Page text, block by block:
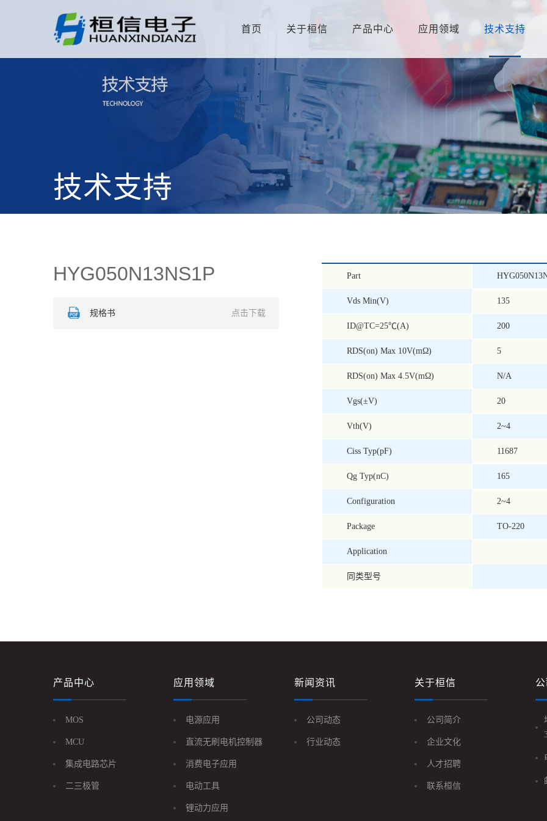
首页 关于桓信 产品中心 应用领域 技术支持
技术支持
HYG050N13NS1P
规格书 点击下载
Part
Vds Min(V) 135
ID@TC=25℃(A) 200
RDS(on) Max 10V(mΩ) 5
RDS(on) Max 4.5V(mΩ) N/A
Vgs(±V) 20
Vth(V) 2~4
Ciss Typ(pF) 11687
Qg Typ(nC) 165
Configuration 2~4
Package TO-220
Application
同类型号
产品中心
MOS
MCU
集成电路芯片
二三极管
应用领域
电源应用
直流无刷电机控制器
消费电子应用
电动工具
锂动力应用
新闻资讯
公司动态
行业动态
关于桓信
公司简介
企业文化
人才招聘
联系桓信